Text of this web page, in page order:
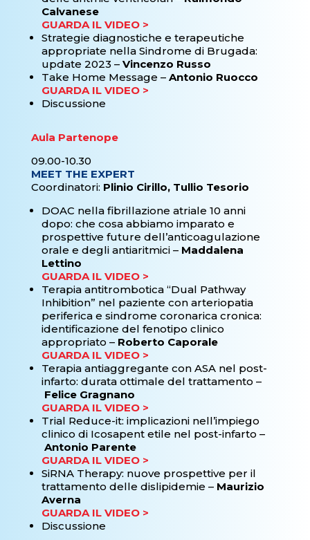
Calvanese
GUARDA IL VIDEO >
Strategie diagnostiche e terapeutiche
appropriate nella Sindrome di Brugada:
update 2023 – Vincenzo Russo
Take Home Message – Antonio Ruocco
GUARDA IL VIDEO >
Discussione
Aula Partenope
09.00-10.30
MEET THE EXPERT
Coordinatori: Plinio Cirillo, Tullio Tesorio
DOAC nella fibrillazione atriale 10 anni
dopo: che cosa abbiamo imparato e
prospettive future dell’anticoagulazione
orale e degli antiaritmici – Maddalena
Lettino
GUARDA IL VIDEO >
Terapia antitrombotica “Dual Pathway
Inhibition” nel paziente con arteriopatia
periferica e sindrome coronarica cronica:
identificazione del fenotipo clinico
appropriato – Roberto Caporale
GUARDA IL VIDEO >
Terapia antiaggregante con ASA nel post-
infarto: durata ottimale del trattamento –
Felice Gragnano
GUARDA IL VIDEO >
Trial Reduce-it: implicazioni nell’impiego
clinico di Icosapent etile nel post-infarto –
Antonio Parente
GUARDA IL VIDEO >
SiRNA Therapy: nuove prospettive per il
trattamento delle dislipidemie – Maurizio
Averna
GUARDA IL VIDEO >
Discussione